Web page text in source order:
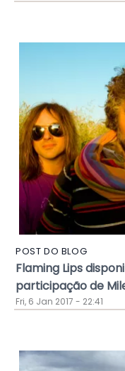
POST DO BLOG
Flaming Lips
participação de
Fri, 6 Jan 2017 - 22:41